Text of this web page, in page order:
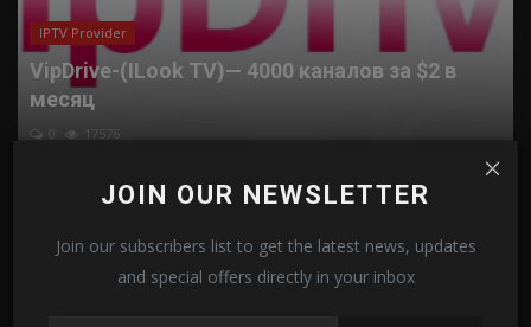
JOIN OUR NEWSLETTER
Join our subscribers list to get the latest news, updates
and special offers directly in your inbox
IPTV Provider
VipDrive-(ILook TV)— 4000 каналов за $2 в
месяц
0 17576
Актуальный и Рабочий IPTV плейлист M3U
0 114256